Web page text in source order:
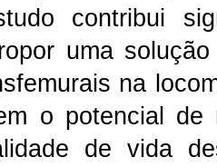
contribui
uma
na
o potencial
de vida